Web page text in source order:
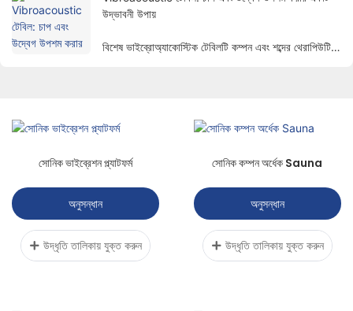
উদ্ভাবনী উপায়
বিশেষ ভাইব্রোঅ্যাকোস্টিক টেবিলটি কম্পন এবং শব্দের থেরাপিউটিক
সোনিক ভাইব্রেশন প্ল্যাটফর্ম
অনুসন্ধান
উদ্ধৃতি তালিকায় যুক্ত করুন
সোনিক কম্পন অর্ধেক Sauna
অনুসন্ধান
উদ্ধৃতি তালিকায় যুক্ত করুন